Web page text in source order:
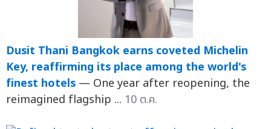
Dusit Thani Bangkok earns coveted Michelin
Key, reaffirming its place among the world's
finest hotels — One year after reopening, the
reimagined flagship ... 10 ต.ค.